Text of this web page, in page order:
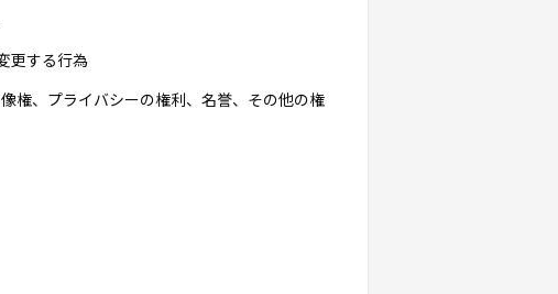
更する行為
権、プライバシーの権利、名誉、その他の権